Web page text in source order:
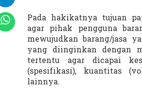
Pada hakikatnya tujuan
agar pihak pengguna
mewujudkan barang/jasa
yang diinginkan dengan
tertentu agar dicapai
(spesifikasi), kuantitas
lainnya.